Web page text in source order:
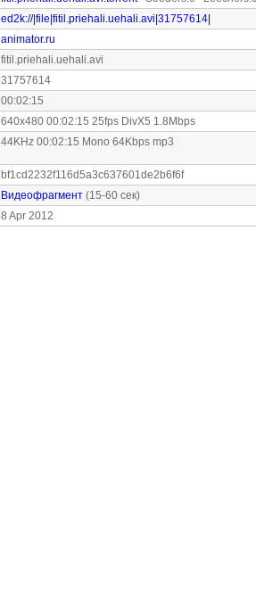
ed2k://|file|fitil.priehali.uehali.avi|31757614|
animator.ru
fitil.priehali.uehali.avi
31757614
00:02:15
640x480 00:02:15 25fps DivX5 1.8Mbps
44KHz 00:02:15 Mono 64Kbps mp3
bf1cd2232f116d5a3c637601de2b6f6f
Видеофрагмент (15-60 сек)
8 Apr 2012